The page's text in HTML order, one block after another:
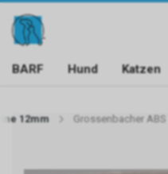
BARF Hund Katzen
12mm Grossenbacher